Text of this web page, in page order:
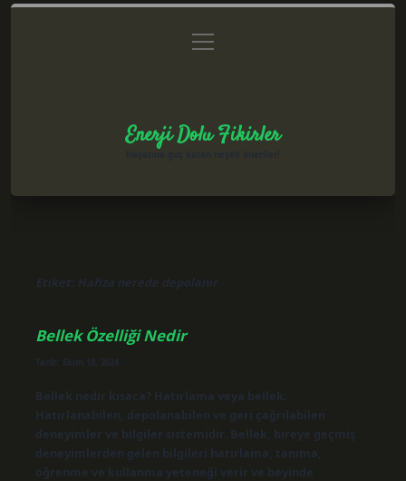
Gizlilik Politikası
menüyü
aç
Enerji Dolu Fikirler
Etiket: Hafıza nerede depolanır
Bellek Özelliği Nedir
Tarih: Ekim 18, 2024
Bellek nedir kısaca? Hatırlama veya bellek;
Hatırlanabilen, depolanabilen ve geri çağrılabilen
deneyimler ve bilgiler sistemidir. Bellek, bireye geçmiş
deneyimlerden gelen bilgileri hatırlama, tanıma,
öğrenme ve kullanma yeteneği verir ve beyinde